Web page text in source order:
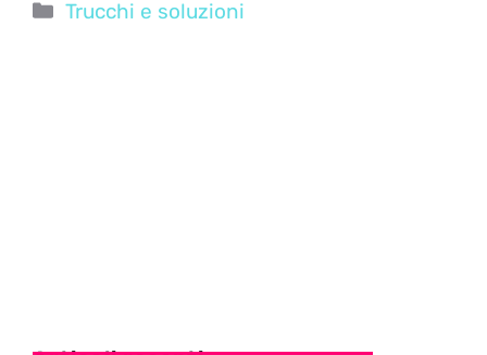
Categorie
Trucchi e soluzioni